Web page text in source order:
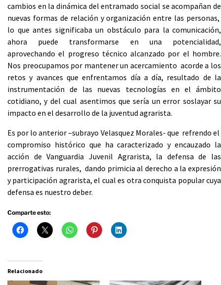
cambios en la dinámica del entramado social se acompañan de
nuevas formas de relación y organización entre las personas,
lo que antes significaba un obstáculo para la comunicación,
ahora puede transformarse en una potencialidad,
aprovechando el progreso técnico alcanzado por el hombre.
Nos preocupamos por mantener un acercamiento acorde a los
retos y avances que enfrentamos día a día, resultado de la
instrumentación de las nuevas tecnologías en el ámbito
cotidiano, y del cual asentimos que sería un error soslayar su
impacto en el desarrollo de la juventud agrarista.
Es por lo anterior –subrayo Velasquez Morales- que refrendo el
compromiso histórico que ha caracterizado y encauzado la
acción de Vanguardia Juvenil Agrarista, la defensa de las
prerrogativas rurales, dando primicia al derecho a la expresión
y participación agrarista, el cual es otra conquista popular cuya
defensa es nuestro deber.
Comparte esto:
Relacionado